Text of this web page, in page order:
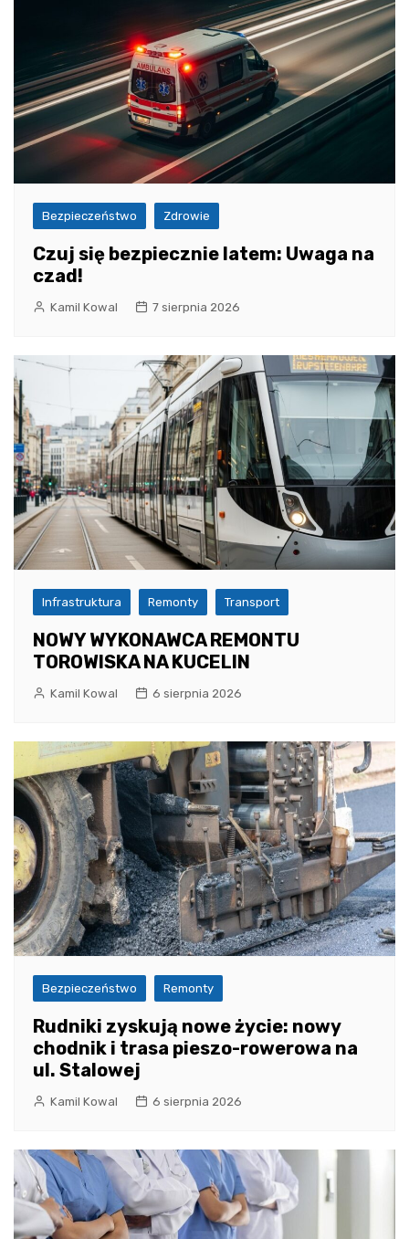
Bezpieczeństwo Zdrowie
Czuj się bezpiecznie latem: Uwaga na
czad!
Kamil Kowal 7 sierpnia 2026
Infrastruktura Remonty Transport
NOWY WYKONAWCA REMONTU
TOROWISKA NA KUCELIN
Kamil Kowal 6 sierpnia 2026
Bezpieczeństwo Remonty
Rudniki zyskują nowe życie: nowy
chodnik i trasa pieszo-rowerowa na
ul. Stalowej
Kamil Kowal 6 sierpnia 2026